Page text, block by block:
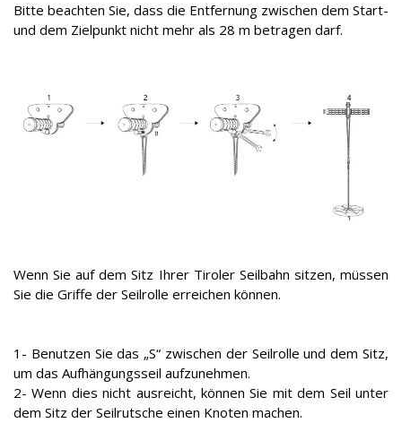
Bitte beachten Sie, dass die Entfernung zwischen dem Start-
und dem Zielpunkt nicht mehr als 28 m betragen darf.
Wenn Sie auf dem Sitz Ihrer Tiroler Seilbahn sitzen, müssen
Sie die Griffe der Seilrolle erreichen können.
1- Benutzen Sie das „S“ zwischen der Seilrolle und dem Sitz,
um das Aufhängungsseil aufzunehmen.
2- Wenn dies nicht ausreicht, können Sie mit dem Seil unter
dem Sitz der Seilrutsche einen Knoten machen.